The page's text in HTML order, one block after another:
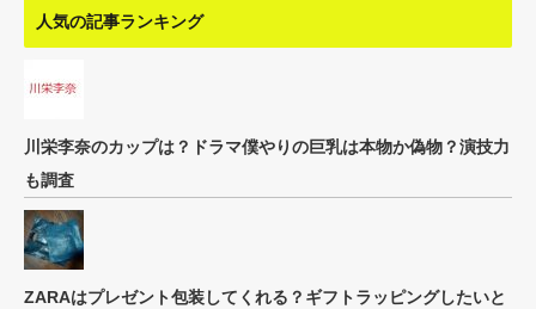
人気の記事ランキング
川栄李奈のカップは？ドラマ僕やりの巨乳は本物か偽物？演技力
も調査
ZARAはプレゼント包装してくれる？ギフトラッピングしたいと